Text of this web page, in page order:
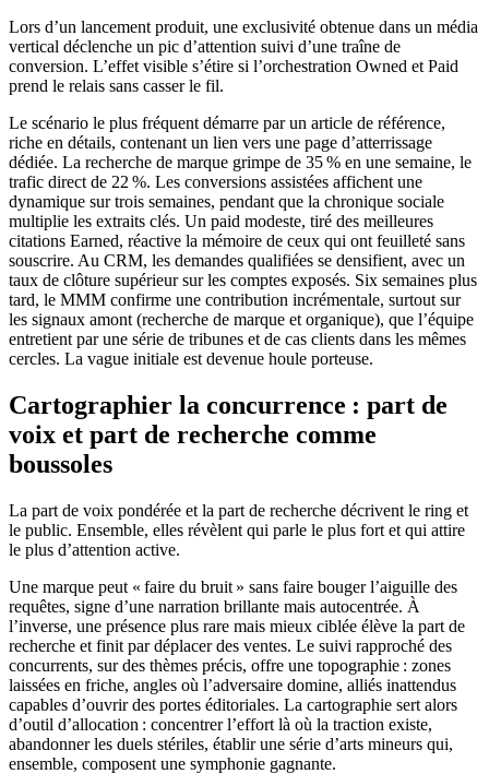
Lors d’un lancement produit, une exclusivité obtenue dans un média
vertical déclenche un pic d’attention suivi d’une traîne de
conversion. L’effet visible s’étire si l’orchestration Owned et Paid
prend le relais sans casser le fil.
Le scénario le plus fréquent démarre par un article de référence,
riche en détails, contenant un lien vers une page d’atterrissage
dédiée. La recherche de marque grimpe de 35 % en une semaine, le
trafic direct de 22 %. Les conversions assistées affichent une
dynamique sur trois semaines, pendant que la chronique sociale
multiplie les extraits clés. Un paid modeste, tiré des meilleures
citations Earned, réactive la mémoire de ceux qui ont feuilleté sans
souscrire. Au CRM, les demandes qualifiées se densifient, avec un
taux de clôture supérieur sur les comptes exposés. Six semaines plus
tard, le MMM confirme une contribution incrémentale, surtout sur
les signaux amont (recherche de marque et organique), que l’équipe
entretient par une série de tribunes et de cas clients dans les mêmes
cercles. La vague initiale est devenue houle porteuse.
Cartographier la concurrence : part de
voix et part de recherche comme
boussoles
La part de voix pondérée et la part de recherche décrivent le ring et
le public. Ensemble, elles révèlent qui parle le plus fort et qui attire
le plus d’attention active.
Une marque peut « faire du bruit » sans faire bouger l’aiguille des
requêtes, signe d’une narration brillante mais autocentrée. À
l’inverse, une présence plus rare mais mieux ciblée élève la part de
recherche et finit par déplacer des ventes. Le suivi rapproché des
concurrents, sur des thèmes précis, offre une topographie : zones
laissées en friche, angles où l’adversaire domine, alliés inattendus
capables d’ouvrir des portes éditoriales. La cartographie sert alors
d’outil d’allocation : concentrer l’effort là où la traction existe,
abandonner les duels stériles, établir une série d’arts mineurs qui,
ensemble, composent une symphonie gagnante.